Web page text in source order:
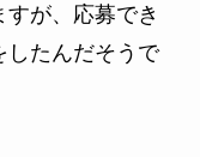
すが、応募でき
したんだそうで